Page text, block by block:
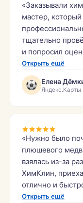
«Заказывали
мастер,
тщательно
и попросил
Итог просто
ни одного
рекомендую.»
Открыть ещё
Елена
Яндекс.Карты
«Нужно было
плюшевого
взялась из-за
ХимКлин,
отлично и
отлично!
Открыть ещё